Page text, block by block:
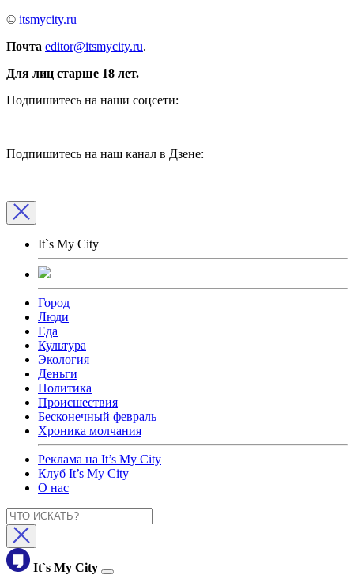
© itsmycity.ru
Почта editor@itsmycity.ru.
Для лиц старше 18 лет.
Подпишитесь на наши соцсети:
Подпишитесь на наш канал в Дзене:
It`s My City
Город
Люди
Еда
Культура
Экология
Деньги
Политика
Происшествия
Бесконечный февраль
Хроника молчания
Реклама на It’s My City
Клуб It’s My City
О нас
It`s My City